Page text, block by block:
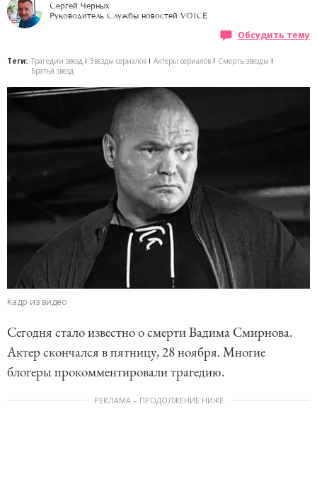
Сергей Черных
Руководитель Службы новостей VOICE
Обсудить тему
Теги: Трагедии звезд Звезды сериалов Актеры сериалов
Смерть звезды
Братья звезд
Кадр из видео
Сегодня стало известно о смерти Вадима Смирнова.
Актер скончался в пятницу, 28 ноября. Многие
блогеры прокомментировали трагедию.
РЕКЛАМА – ПРОДОЛЖЕНИЕ НИЖЕ